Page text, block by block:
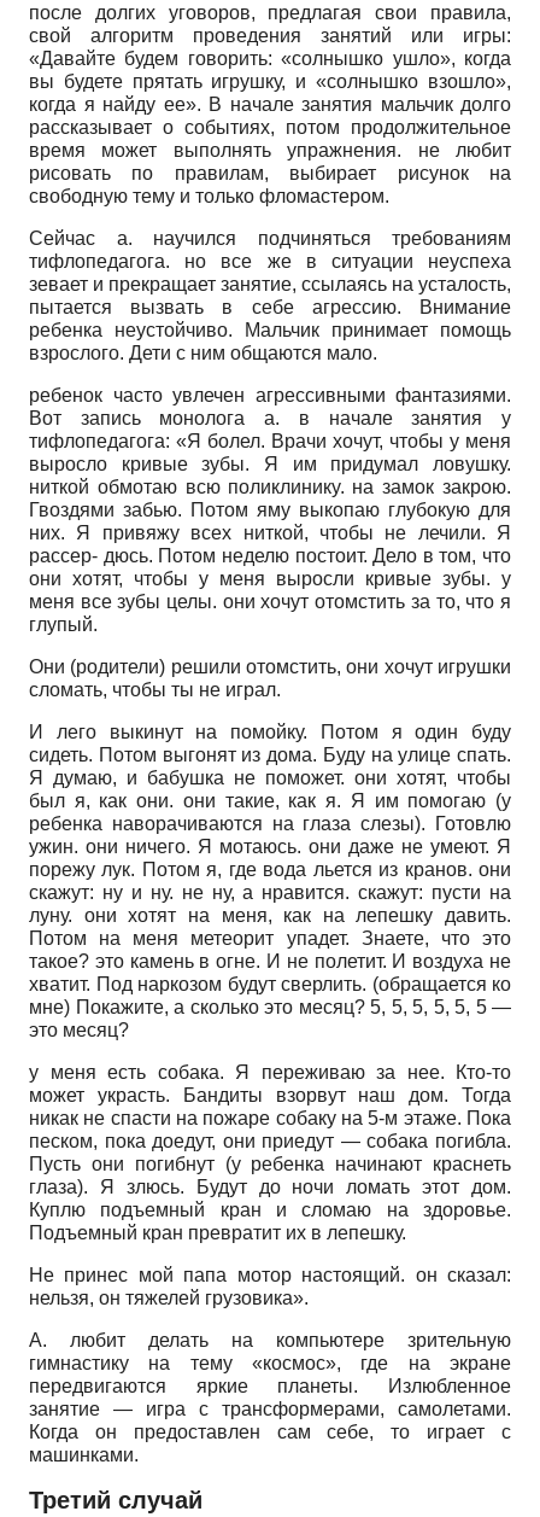
после долгих уговоров, предлагая свои правила,
свой алгоритм проведения занятий или игры:
«Давайте будем говорить: «солнышко ушло», когда
вы будете прятать игрушку, и «солнышко взошло»,
когда я найду ее». В начале занятия мальчик долго
рассказывает о событиях, потом продолжительное
время может выполнять упражнения. не любит
рисовать по правилам, выбирает рисунок на
свободную тему и только фломастером.
Сейчас а. научился подчиняться требованиям
тифлопедагога. но все же в ситуации неуспеха
зевает и прекращает занятие, ссылаясь на усталость,
пытается вызвать в себе агрессию. Внимание
ребенка неустойчиво. Мальчик принимает помощь
взрослого. Дети с ним общаются мало.
ребенок часто увлечен агрессивными фантазиями.
Вот запись монолога а. в начале занятия у
тифлопедагога: «Я болел. Врачи хочут, чтобы у меня
выросло кривые зубы. Я им придумал ловушку.
ниткой обмотаю всю поликлинику. на замок закрою.
Гвоздями забью. Потом яму выкопаю глубокую для
них. Я привяжу всех ниткой, чтобы не лечили. Я
рассер- дюсь. Потом неделю постоит. Дело в том, что
они хотят, чтобы у меня выросли кривые зубы. у
меня все зубы целы. они хочут отомстить за то, что я
глупый.
Они (родители) решили отомстить, они хочут игрушки
сломать, чтобы ты не играл.
И лего выкинут на помойку. Потом я один буду
сидеть. Потом выгонят из дома. Буду на улице спать.
Я думаю, и бабушка не поможет. они хотят, чтобы
был я, как они. они такие, как я. Я им помогаю (у
ребенка наворачиваются на глаза слезы). Готовлю
ужин. они ничего. Я мотаюсь. они даже не умеют. Я
порежу лук. Потом я, где вода льется из кранов. они
скажут: ну и ну. не ну, а нравится. скажут: пусти на
луну. они хотят на меня, как на лепешку давить.
Потом на меня метеорит упадет. Знаете, что это
такое? это камень в огне. И не полетит. И воздуха не
хватит. Под наркозом будут сверлить. (обращается ко
мне) Покажите, а сколько это месяц? 5, 5, 5, 5, 5, 5 —
это месяц?
у меня есть собака. Я переживаю за нее. Кто-то
может украсть. Бандиты взорвут наш дом. Тогда
никак не спасти на пожаре собаку на 5-м этаже. Пока
песком, пока доедут, они приедут — собака погибла.
Пусть они погибнут (у ребенка начинают краснеть
глаза). Я злюсь. Будут до ночи ломать этот дом.
Куплю подъемный кран и сломаю на здоровье.
Подъемный кран превратит их в лепешку.
Не принес мой папа мотор настоящий. он сказал:
нельзя, он тяжелей грузовика».
А. любит делать на компьютере зрительную
гимнастику на тему «космос», где на экране
передвигаются яркие планеты. Излюбленное
занятие — игра с трансформерами, самолетами.
Когда он предоставлен сам себе, то играет с
машинками.
Третий случай